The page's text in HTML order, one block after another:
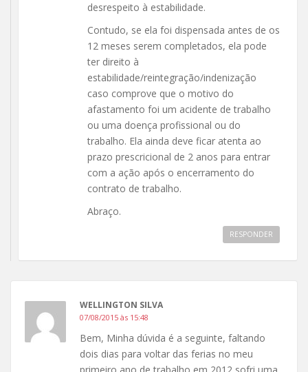
desrespeito à estabilidade.
Contudo, se ela foi dispensada antes de os
12 meses serem completados, ela pode
ter direito à
estabilidade/reintegração/indenização
caso comprove que o motivo do
afastamento foi um acidente de trabalho
ou uma doença profissional ou do
trabalho. Ela ainda deve ficar atenta ao
prazo prescricional de 2 anos para entrar
com a ação após o encerramento do
contrato de trabalho.
Abraço.
RESPONDER
WELLINGTON SILVA
07/08/2015 às 15:48
Bem, Minha dúvida é a seguinte, faltando
dois dias para voltar das ferias no meu